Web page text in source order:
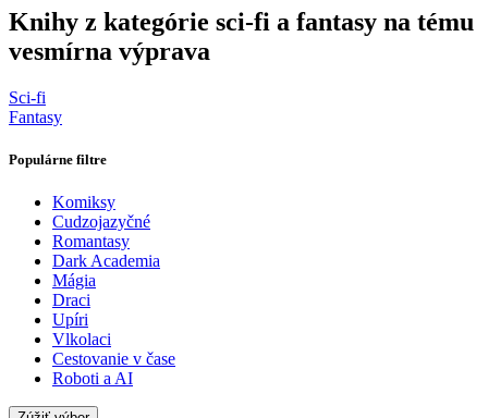
Knihy z kategórie sci-fi a fantasy na tému
vesmírna výprava
Sci-fi
Fantasy
Populárne filtre
Komiksy
Cudzojazyčné
Romantasy
Dark Academia
Mágia
Draci
Upíri
Vlkolaci
Cestovanie v čase
Roboti a AI